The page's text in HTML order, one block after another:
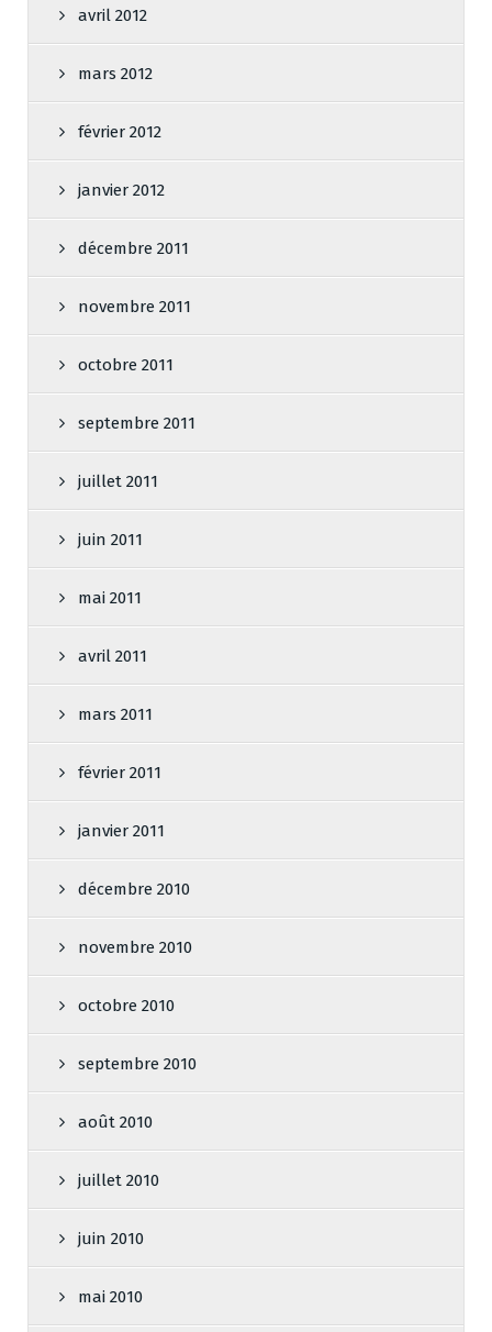
avril 2012
mars 2012
février 2012
janvier 2012
décembre 2011
novembre 2011
octobre 2011
septembre 2011
juillet 2011
juin 2011
mai 2011
avril 2011
mars 2011
février 2011
janvier 2011
décembre 2010
novembre 2010
octobre 2010
septembre 2010
août 2010
juillet 2010
juin 2010
mai 2010